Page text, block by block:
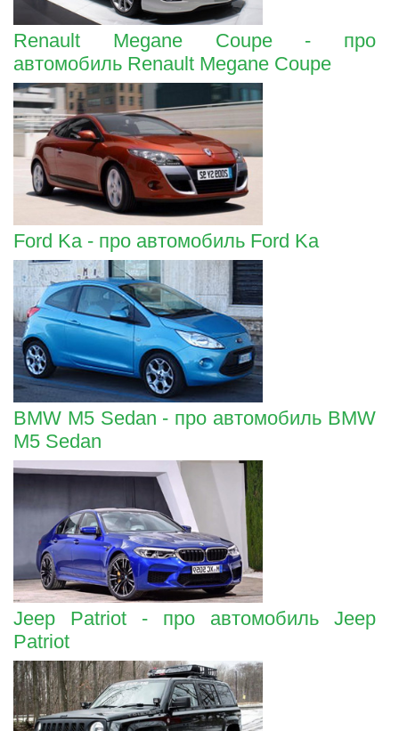
Renault Megane Coupe - про
автомобиль Renault Megane Coupe
Ford Ka - про автомобиль Ford Ka
BMW M5 Sedan - про автомобиль BMW
M5 Sedan
Jeep Patriot - про автомобиль Jeep
Patriot